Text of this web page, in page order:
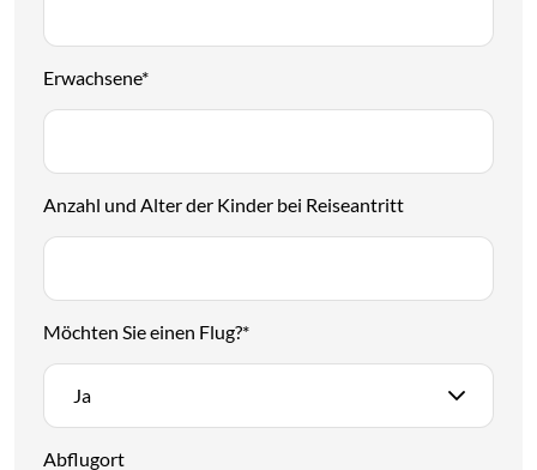
Erwachsene*
Anzahl und Alter der Kinder bei Reiseantritt
Möchten Sie einen Flug?*
Ja
Abflugort